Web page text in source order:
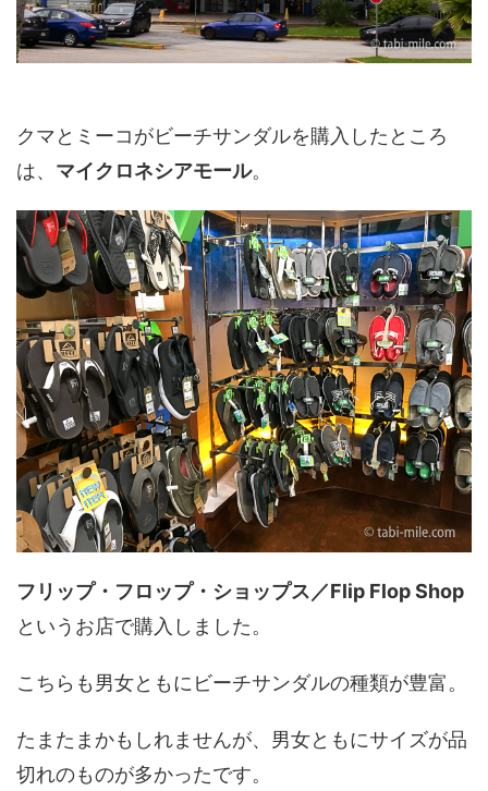
クマとミーコがビーチサンダルを購入したところ
は、 マイクロネシアモール。
フリップ・フロップ・ショップス／Flip Flop Shop
というお店で購入しました。
こちらも男女ともにビーチサンダルの種類が豊富。
たまたまかもしれませんが、男女ともにサイズが品
切れのものが多かったです。